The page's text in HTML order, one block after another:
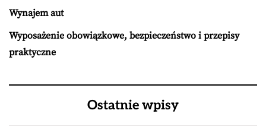
Wynajem aut
Wyposażenie obowiązkowe, bezpieczeństwo i przepisy
praktyczne
Ostatnie wpisy